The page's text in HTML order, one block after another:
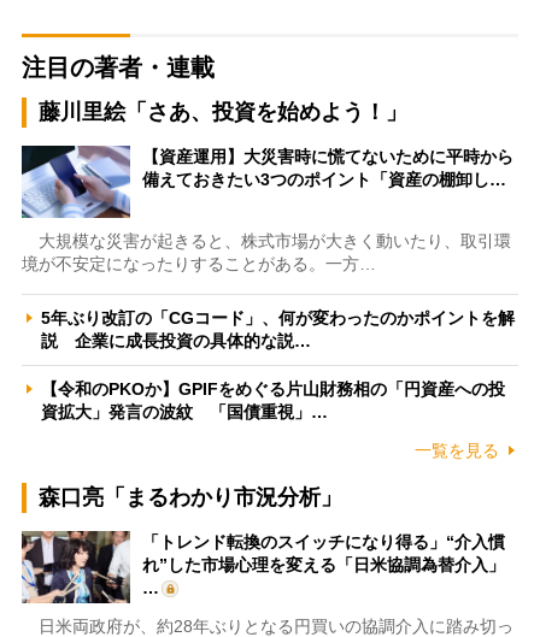
注目の著者・連載
藤川里絵「さあ、投資を始めよう！」
【資産運用】大災害時に慌てないために平時から
備えておきたい3つのポイント「資産の棚卸し…
大規模な災害が起きると、株式市場が大きく動いたり、取引環
境が不安定になったりすることがある。一方…
5年ぶり改訂の「CGコード」、何が変わったのかポイントを解
説 企業に成長投資の具体的な説…
【令和のPKOか】GPIFをめぐる片山財務相の「円資産への投
資拡大」発言の波紋 「国債重視」…
一覧を見る
森口亮「まるわかり市況分析」
「トレンド転換のスイッチになり得る」“介入慣
れ”した市場心理を変える「日米協調為替介入」
…
日米両政府が、約28年ぶりとなる円買いの協調介入に踏み切っ